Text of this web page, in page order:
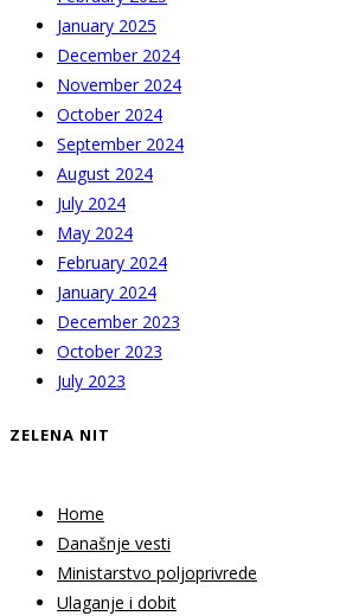
January 2025
December 2024
November 2024
October 2024
September 2024
August 2024
July 2024
May 2024
February 2024
January 2024
December 2023
October 2023
July 2023
ZELENA NIT
Home
Današnje vesti
Ministarstvo poljoprivrede
Ulaganje i dobit